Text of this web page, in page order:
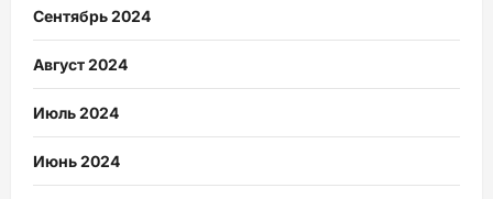
Сентябрь 2024
Август 2024
Июль 2024
Июнь 2024